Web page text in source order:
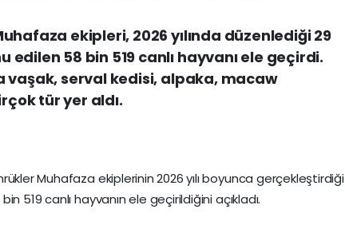
ekipleri, 2026 yılında düzenlediği 29
edilen 58 bin 519 canlı hayvanı ele geçirdi.
vaşak, serval kedisi, alpaka, macaw
tür yer aldı.
Muhafaza ekiplerinin 2026 yılı boyunca gerçekleştirdiği
519 canlı hayvanın ele geçirildiğini açıkladı.